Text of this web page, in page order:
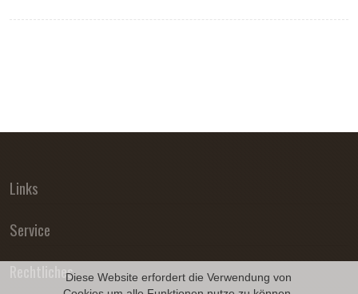
Diese Website erfordert die Verwendung von
Links
Service
Rechtliches